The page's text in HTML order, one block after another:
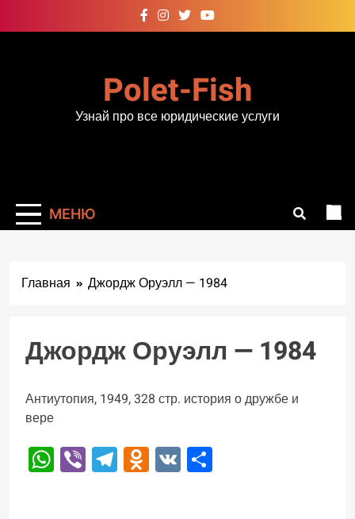
к
Polet-Fish
Узнай про все юридические услуги
МЕНЮ
Главная Джордж Оруэлл — 1984
Джордж Оруэлл — 1984
Антиутопия, 1949, 328 стр. история о дружбе и
вере
WhatsApp
ViberTelegram
Odnoklassniki
VK